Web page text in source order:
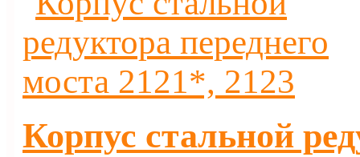
Корпус стальной